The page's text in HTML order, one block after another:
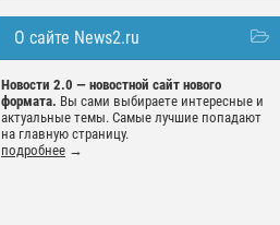
О сайте News2.ru
Новости 2.0 — новостной сайт нового
формата. Вы сами выбираете интересные и
актуальные темы. Самые лучшие попадают
на главную страницу.
подробнее →